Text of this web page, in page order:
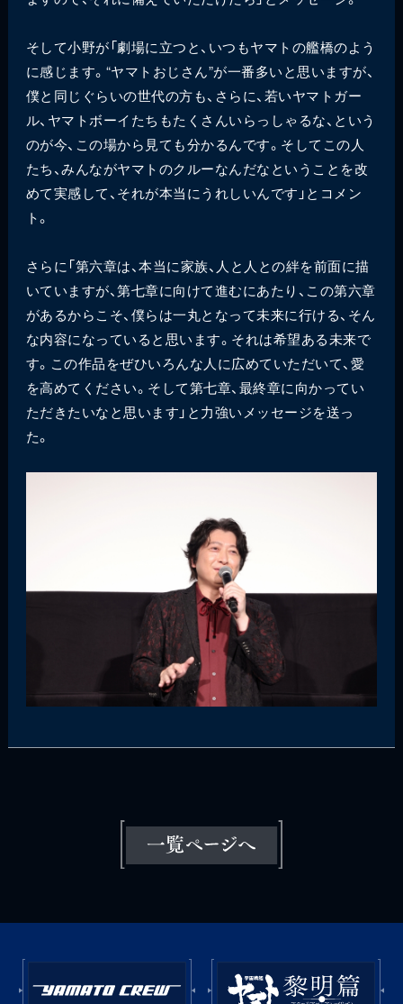
そして小野が「劇場に立つと、いつもヤマトの艦橋のよう
に感じます。“ヤマトおじさん”が一番多いと思いますが、
僕と同じぐらいの世代の方も、さらに、若いヤマトガー
ル、ヤマトボーイたちもたくさんいらっしゃるな、という
のが今、この場から見ても分かるんです。そしてこの人
たち、みんながヤマトのクルーなんだなということを改
めて実感して、それが本当にうれしいんです」とコメン
ト。
さらに「第六章は、本当に家族、人と人との絆を前面に描
いていますが、第七章に向けて進むにあたり、この第六章
があるからこそ、僕らは一丸となって未来に行ける、そん
な内容になっていると思います。それは希望ある未来で
す。この作品をぜひいろんな人に広めていただいて、愛
を高めてください。そして第七章、最終章に向かってい
ただきたいなと思います」と力強いメッセージを送っ
た。